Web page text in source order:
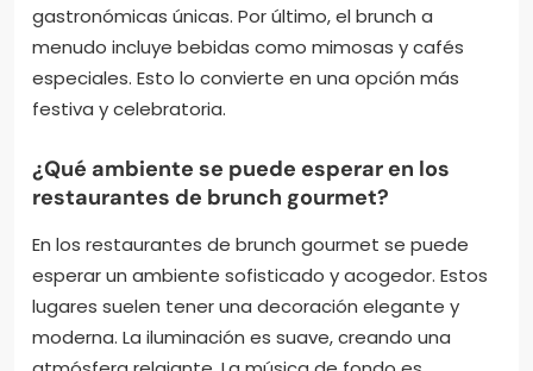
gastronómicas únicas. Por último, el brunch a
menudo incluye bebidas como mimosas y cafés
especiales. Esto lo convierte en una opción más
festiva y celebratoria.
¿Qué ambiente se puede esperar en los
restaurantes de brunch gourmet?
En los restaurantes de brunch gourmet se puede
esperar un ambiente sofisticado y acogedor. Estos
lugares suelen tener una decoración elegante y
moderna. La iluminación es suave, creando una